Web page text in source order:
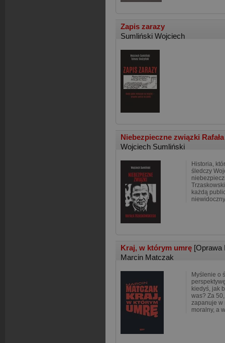
Zapis zarazy
Sumliński Wojciech
Niebezpieczne związki
Wojciech Sumliński
Historia,
śledczy
każdą
Kraj, w którym umrę [Oprawa
Marcin Matczak
Myślenie o
kiedyś, jak
was? Za
zapanuje w
moralny, a